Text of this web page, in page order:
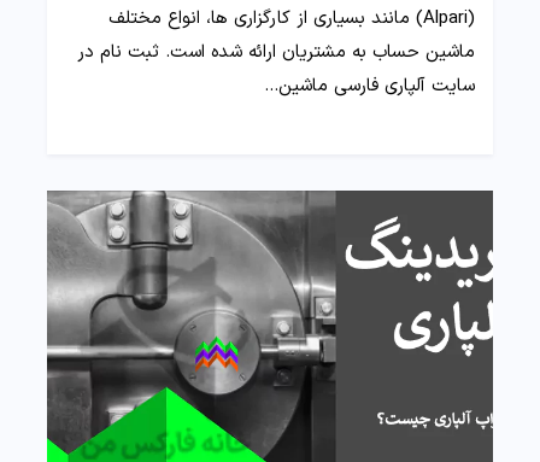
(Alpari) مانند بسیاری از کارگزاری ها، انواع مختلف
ماشین حساب به مشتریان ارائه شده است. ثبت نام در
سایت آلپاری فارسی ماشین…